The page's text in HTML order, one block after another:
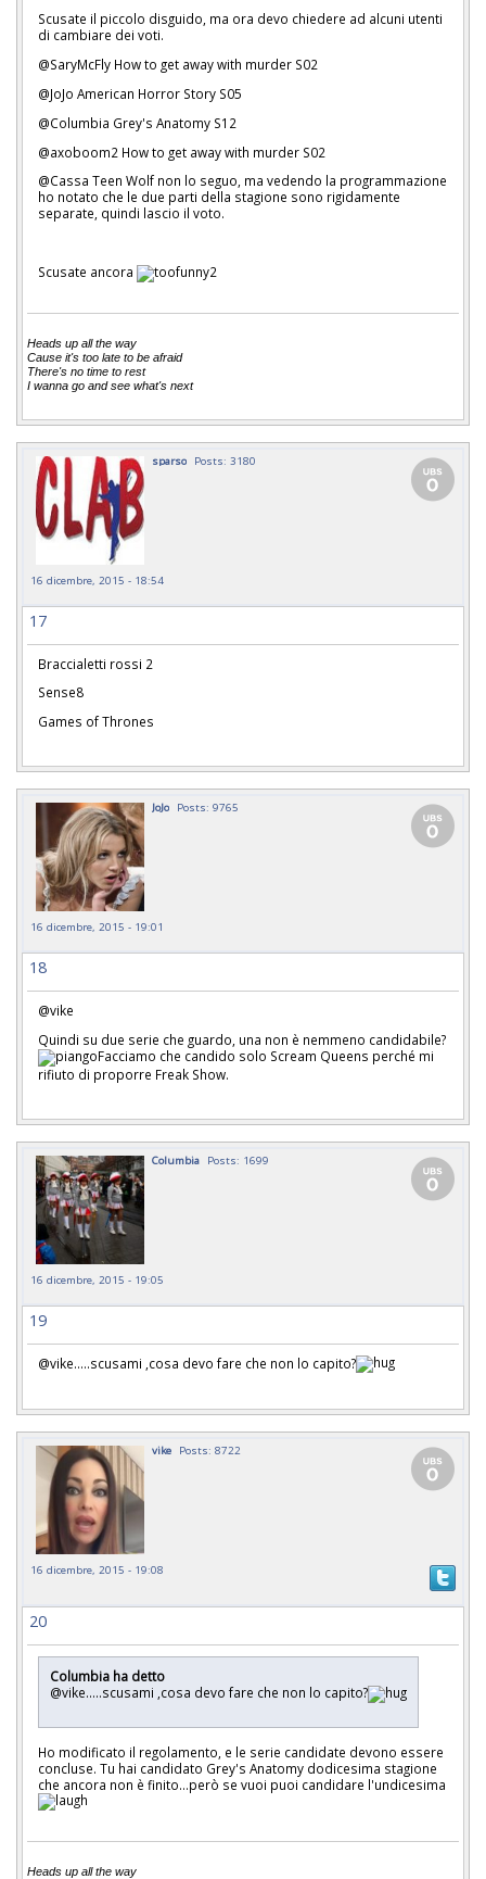
Scusate il piccolo disguido, ma ora devo chiedere ad alcuni utenti
di cambiare dei voti.
@SaryMcFly How to get away with murder S02
@JoJo American Horror Story S05
@Columbia Grey's Anatomy S12
@axoboom2 How to get away with murder S02
@Cassa Teen Wolf non lo seguo, ma vedendo la programmazione
ho notato che le due parti della stagione sono rigidamente
separate, quindi lascio il voto.
Scusate ancora
Heads up all the way
Cause it's too late to be afraid
There's no time to rest
I wanna go and see what's next
sparso Posts: 3180
16 dicembre, 2015 - 18:54
17
Braccialetti rossi 2
Sense8
Games of Thrones
JoJo Posts: 9765
16 dicembre, 2015 - 19:01
18
@vike
Quindi su due serie che guardo, una non è nemmeno candidabile?
Facciamo che candido solo Scream Queens perché mi
rifiuto di proporre Freak Show.
Columbia Posts: 1699
16 dicembre, 2015 - 19:05
19
@vike.....scusami ,cosa devo fare che non lo capito?
vike Posts: 8722
16 dicembre, 2015 - 19:08
20
Columbia ha detto
@vike.....scusami ,cosa devo fare che non lo capito?
Ho modificato il regolamento, e le serie candidate devono essere
concluse. Tu hai candidato Grey's Anatomy dodicesima stagione
che ancora non è finito...però se vuoi puoi candidare l'undicesima
Heads up all the way